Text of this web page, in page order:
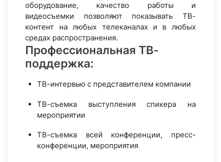
оборудование, качество работы и
видеосъемки позволяют показывать ТВ-
контент на любых телеканалах и в любых
средах распространения.
Профессиональная ТВ-
поддержка:
ТВ-интервью с представителем компании
ТВ-съемка выступления спикера на
мероприятии
ТВ-съемка всей конференции, пресс-
конференции, мероприятия